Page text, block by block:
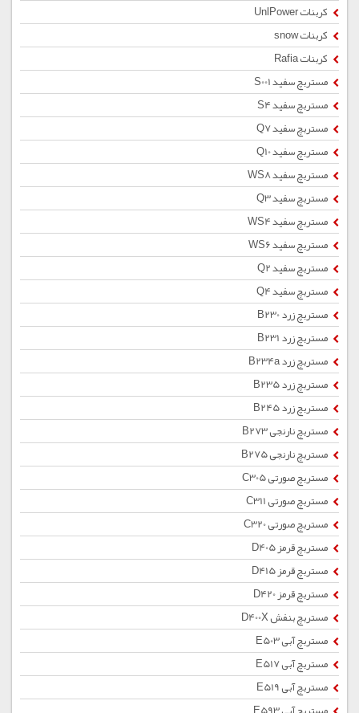
کربنات UnlPower
کربنات snow
کربنات Rafia
مستربچ سفید S001
مستربچ سفید S4
مستربچ سفید Q7
مستربچ سفید Q10
مستربچ سفید WS8
مستربچ سفید Q3
مستربچ سفید WS4
مستربچ سفید WS6
مستربچ سفید Q2
مستربچ سفید Q4
مستربچ زرد B230
مستربچ زرد B231
مستربچ زرد B234a
مستربچ زرد B235
مستربچ زرد B245
مستربچ نارنجی B273
مستربچ نارنجی B275
مستربچ صورتی C305
مستربچ صورتی C311
مستربچ صورتی C320
مستربچ قرمز D405
مستربچ قرمز D415
مستربچ قرمز D420
مستربچ بنفش D400X
مستربچ آبی E503
مستربچ آبی E517
مستربچ آبی E519